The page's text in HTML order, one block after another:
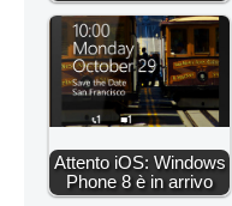
Attento iOS: Windows
Phone 8 è in arrivo